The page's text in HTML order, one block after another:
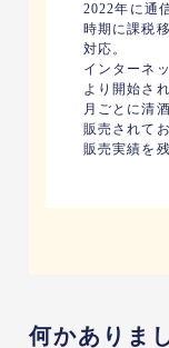
2022年に通
時期に課税
対応。
インターネ
より開始され
月ごとに清
販売されて
販売実績を
何かありま